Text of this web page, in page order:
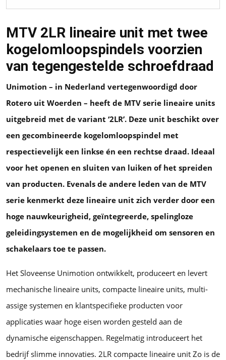
MTV 2LR lineaire unit met twee
kogelomloopspindels voorzien
van tegengestelde schroefdraad
Unimotion – in Nederland vertegenwoordigd door
Rotero uit Woerden – heeft de MTV serie lineaire units
uitgebreid met de variant ‘2LR’. Deze unit beschikt over
een gecombineerde kogelomloopspindel met
respectievelijk een linkse én een rechtse draad. Ideaal
voor het openen en sluiten van luiken of het spreiden
van producten. Evenals de andere leden van de MTV
serie kenmerkt deze lineaire unit zich verder door een
hoge nauwkeurigheid, geïntegreerde, spelingloze
geleidingsystemen en de mogelijkheid om sensoren en
schakelaars toe te passen.
Het Sloveense Unimotion ontwikkelt, produceert en levert
mechanische lineaire units, compacte lineaire units, multi-
assige systemen en klantspecifieke producten voor
applicaties waar hoge eisen worden gesteld aan de
dynamische eigenschappen. Regelmatig introduceert het
bedrijf slimme innovaties. 2LR compacte lineaire unit Zo is de